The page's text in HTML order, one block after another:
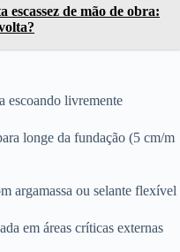
escassez de mão de obra:
escoando livremente
longe da fundação (5 cm/m
argamassa ou selante flexível
em áreas críticas externas